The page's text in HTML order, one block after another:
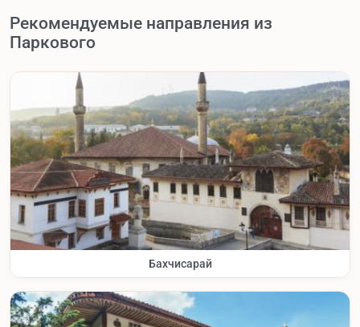
Рекомендуемые направления из
Паркового
Бахчисарай